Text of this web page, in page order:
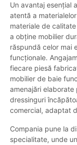
Un avantaj esențial
atentă a
materiale de
a obține mobilier
răspundă celor mai
funcționale.
fiecare piesă
mobilier de baie
amenajări
dressinguri
comercial, adaptat
Compania pune la
specialitate, unde